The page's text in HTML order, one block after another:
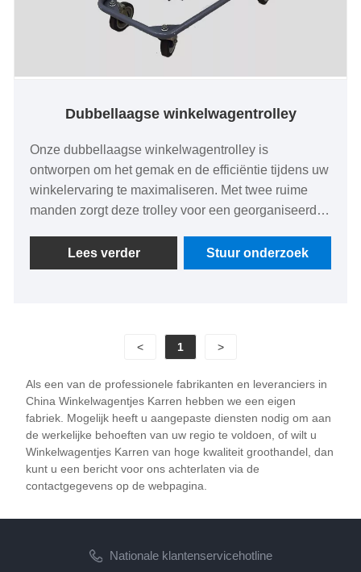
Dubbellaagse winkelwagentrolley
Onze dubbellaagse winkelwagentrolley is
ontworpen om het gemak en de efficiëntie tijdens uw
winkelervaring te maximaliseren. Met twee ruime
manden zorgt deze trolley voor een georganiseerde
soorten goederen, waardoor hij ideaal is voor zowel
snelle uitstapjes als grotere winkeluitjes. De
prestaties worden gegarandeerd en zware lasten
met gemak kunnen worden vervoerd. Belangrijkste
winkelwagentrolley is voorzien van soepel rollende
wielen die voor uitstekende manoeuvreerbaarheid
zorgen, zelfs in drukke winkels. Het ergonomische
handvat zorgt voor een comfortabele grip en
vermindert de belasting bij langdurig gebruik. Het
dubbellaagse ontwerp vergroot niet alleen de
toegankelijk zijn zonder dat ze op elkaar hoeven te
Lees verder Stuur onderzoek
< 1 >
Als een van de professionele fabrikanten en leveranciers in
China Winkelwagentjes Karren hebben we een eigen
fabriek. Mogelijk heeft u aangepaste diensten nodig om aan
de werkelijke behoeften van uw regio te voldoen, of wilt u
Winkelwagentjes Karren van hoge kwaliteit groothandel, dan
kunt u een bericht voor ons achterlaten via de
contactgegevens op de webpagina.
Nationale klantenservicehotline